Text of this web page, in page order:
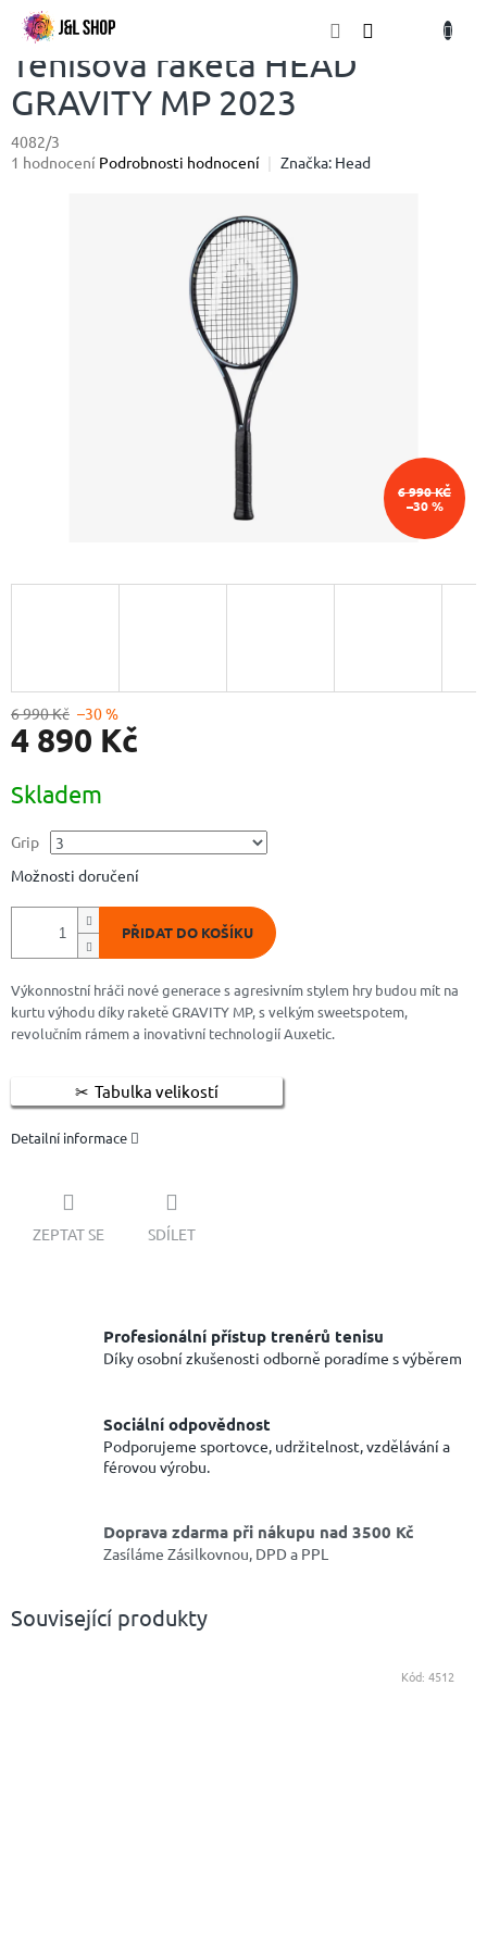
Přejít
obsahTenisová raketa HEAD
GRAVITY MP 2023
4082/3
Průměrné
1 hodnocení Podrobnosti hodnocení Značka: Head
6 990 KČ
–30 %
6 990 Kč –30 %
4 890 Kč
cena:
Skladem
Grip
Možnosti doručení
PŘIDAT DO KOŠÍKU
Výkonnostní hráči nové generace s agresivním stylem hry budou mít na
kurtu výhodu díky raketě GRAVITY MP, s velkým sweetspotem,
revolučním rámem a inovativní technologií Auxetic.
Tabulka velikostí
Detailní informace
ZEPTAT SE SDÍLET
Profesionální přístup trenérů tenisu
Díky osobní zkušenosti odborně poradíme s výběrem
Sociální odpovědnost
Podporujeme sportovce, udržitelnost, vzdělávání a
férovou výrobu.
Doprava zdarma při nákupu nad 3500 Kč
Zasíláme Zásilkovnou, DPD a PPL
Související produkty
Kód: 4512